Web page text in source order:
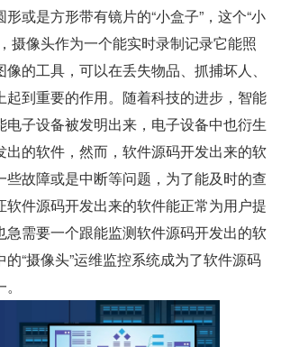
或是方形带有镜片的“小盒子”，这个“小
摄像头作为一个能实时录制记录它能照
的工具，可以在丢失物品、抓捕坏人、
起到重要的作用。随着科技的进步，智能
电子设备被发明出来，电子设备中也衍生
出的软件，然而，软件源码开发出来的软
些故障或是中断等问题，为了能及时的查
软件源码开发出来的软件能正常为用户提
急需要一个跟能监测软件源码开发出的软
“摄像头”运维监控系统成为了软件源码